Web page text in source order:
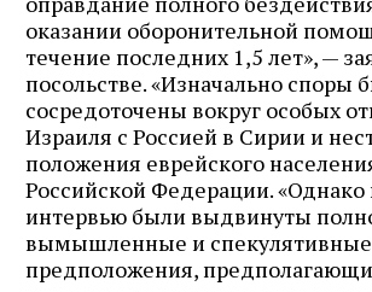
оказании оборонительной
течение последних 1,5 лет», —
посольстве. «Изначально споры
сосредоточены вокруг особых
Израиля с Россией в Сирии и
положения еврейского
Российской Федерации.
интервью были выдвинуты
вымышленные и спекулятивные
предположения,